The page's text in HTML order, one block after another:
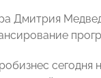
Дмитрия